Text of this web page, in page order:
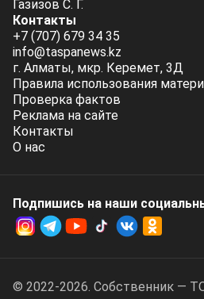
Газизов С. Г.
Контакты
+7 (707) 679 34 35
info@taspanews.kz
г. Алматы, мкр. Керемет, 3Д
Правила использования
Проверка фактов
Реклама на сайте
Контакты
О нас
Подпишись на наши
© 2022-2026. Собственник —